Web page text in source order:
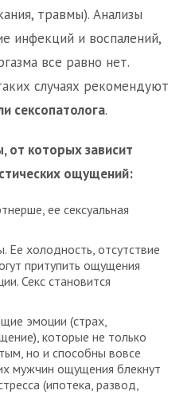
травмы). Анализы
инфекций и воспалений,
все равно нет.
случаях рекомендуют
сексопатолога.
от которых зависит
ощущений:
ее сексуальная
холодность, отсутствие
притупить ощущения
Секс становится
эмоции (страх,
которые не только
но и способны вовсе
мужчин ощущения блекнут
(ипотека, развод,